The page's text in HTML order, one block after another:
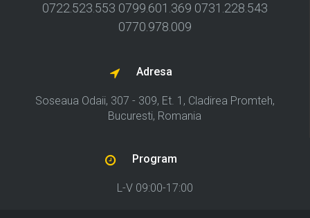
0722.523.553 0799.601.369 0731.228.543
0770.978.009
Adresa
Soseaua Odaii, 307 - 309, Et. 1, Cladirea Promteh,
Bucuresti, Romania
Program
L-V 09:00-17:00